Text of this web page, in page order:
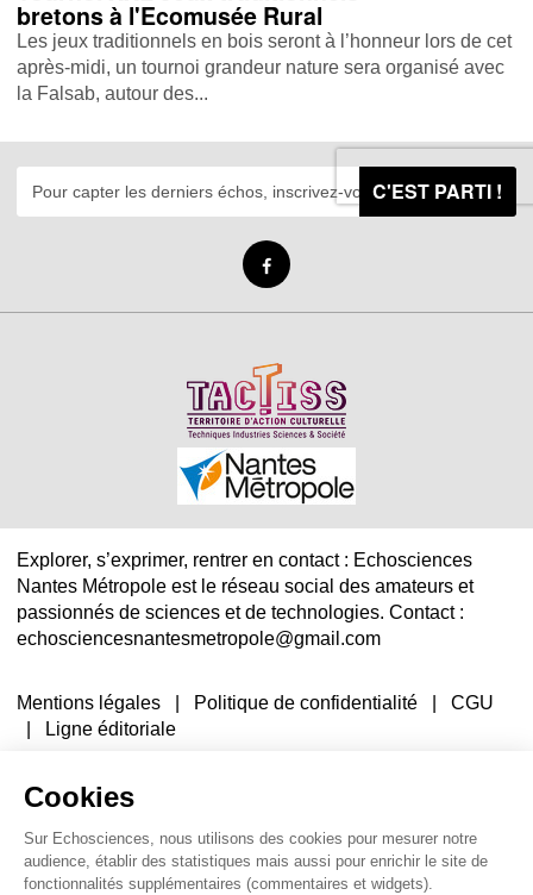
Cookies
Sur Echosciences, nous utilisons des cookies pour mesurer notre
audience, établir des statistiques mais aussi pour enrichir le site de
fonctionnalités supplémentaires (commentaires et widgets).
bretons à l'Ecomusée Rural
Les jeux traditionnels en bois seront à l’honneur lors de cet
après-midi, un tournoi grandeur nature sera organisé avec
la Falsab, autour des...
C'EST PARTI !
Explorer, s’exprimer, rentrer en contact : Echosciences
Nantes Métropole est le réseau social des amateurs et
passionnés de sciences et de technologies. Contact :
echosciencesnantesmetropole@gmail.com
Mentions légales Politique de confidentialité |CGU
Ligne éditoriale